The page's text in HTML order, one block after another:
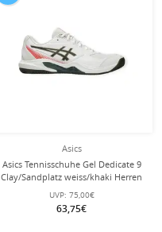
Asics
Asics Tennisschuhe Gel Dedicate 9
Clay/Sandplatz weiss/khaki Herren
UVP: 75,00€
63,75€